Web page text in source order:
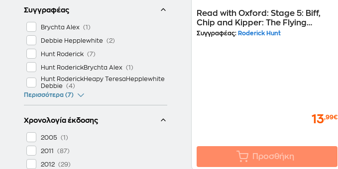
Συγγραφέας
Brychta Alex
Debbie Hepplewhite
Hunt Roderick
Hunt RoderickBrychta Alex
Hunt RoderickHeapy TeresaHepplewhite
Debbie
Περισσότερα (7)
Χρονολογία έκδοσης
2005
2011
2012
Read with Oxford: Stage 5: Biff,
Chip and Kipper: The Flying
Machine and Other Stories
Συγγραφέας: Roderick Hunt
13,99€
Προσθήκη